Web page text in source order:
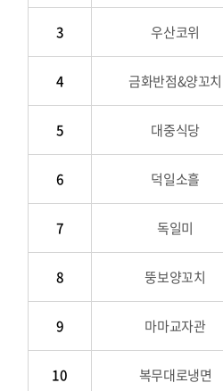
3 우산코위
4 금화반점&양꼬치
5 대중식당
6 덕일소흘
7 독일미
8 뚱보양꼬치
9 마마교자관
10 복무대로냉면